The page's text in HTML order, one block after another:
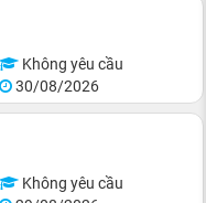
Không yêu cầu
30/08/2026
Không yêu cầu